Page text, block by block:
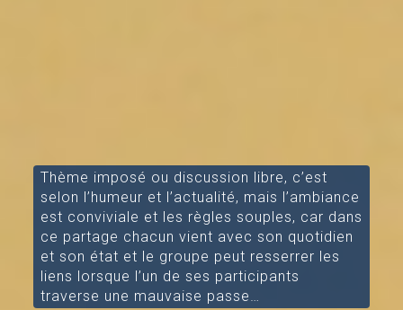
Thème imposé ou discussion libre, c’est
selon l’humeur et l’actualité, mais l’ambiance
est conviviale et les règles souples, car dans
ce partage chacun vient avec son quotidien
et son état et le groupe peut resserrer les
liens lorsque l’un de ses participants
traverse une mauvaise passe…